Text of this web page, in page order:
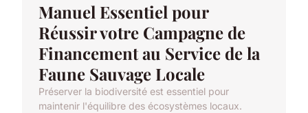
Manuel Essentiel pour
Réussir votre Campagne de
Financement au Service de la
Faune Sauvage Locale
Préserver la biodiversité est essentiel pour
maintenir l'équilibre des écosystèmes locaux.